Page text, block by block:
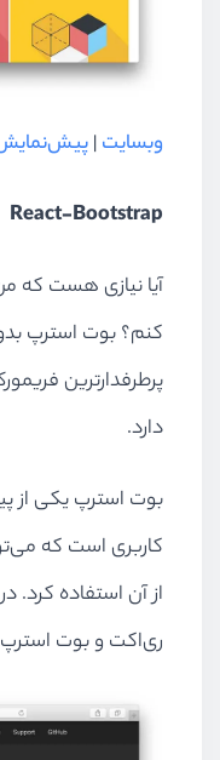
وبسایت|
React-Bootstrap
آيا نیازی هست که
کنم؟ بوت استرپ
پرطرفدارترین
دارد.
بوت استرپ یکی از
کاربری است که
از آن استفاده کرد.
ری‌اکت و بوت استرپ